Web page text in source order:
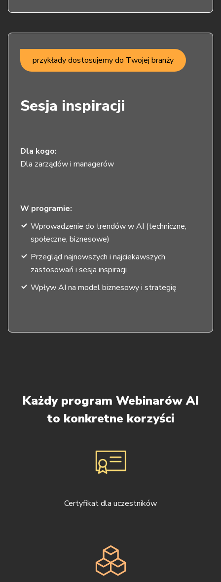
przykłady dostosujemy do Twojej branży
Sesja inspiracji
Dla kogo:
Dla zarządów i managerów
W programie:
Wprowadzenie do trendów w AI (techniczne,
społeczne, biznesowe)
Przegląd najnowszych i najciekawszych
zastosowań i sesja inspiracji
Wpływ AI na model biznesowy i strategię
Każdy program Webinarów AI
to konkretne korzyści
Certyfikat dla uczestników